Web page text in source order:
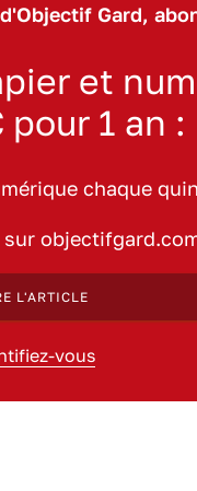
Gard,
et
1 an :
chaque
L'ARTICLE
vous